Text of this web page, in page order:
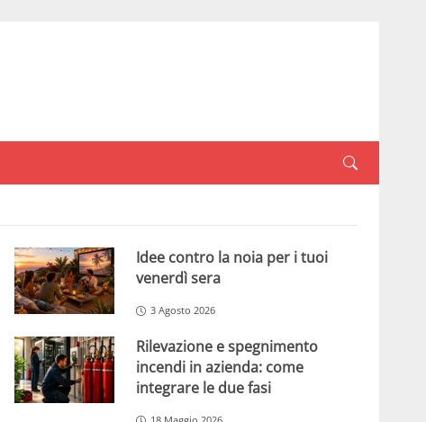
Idee contro la noia per i tuoi
venerdì sera
3 Agosto 2026
Rilevazione e spegnimento
incendi in azienda: come
integrare le due fasi